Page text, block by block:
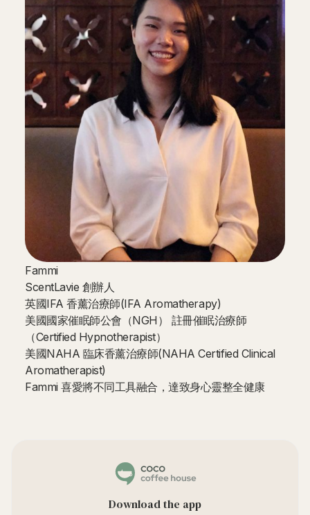
Fammi
ScentLavie 創辦人
英國IFA 香薰治療師(IFA Aromatherapy)
美國國家催眠師公會（NGH） 註冊催眠治療師
（Certified Hypnotherapist）
美國NAHA 臨床香薰治療師(NAHA Certified Clinical
Aromatherapist)
Fammi 喜愛將不同工具融合，達致身心靈整全健康
Download the app